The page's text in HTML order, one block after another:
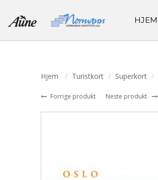
HJEM
Hjem Turistkort Superkort
Forrige produkt Neste produkt